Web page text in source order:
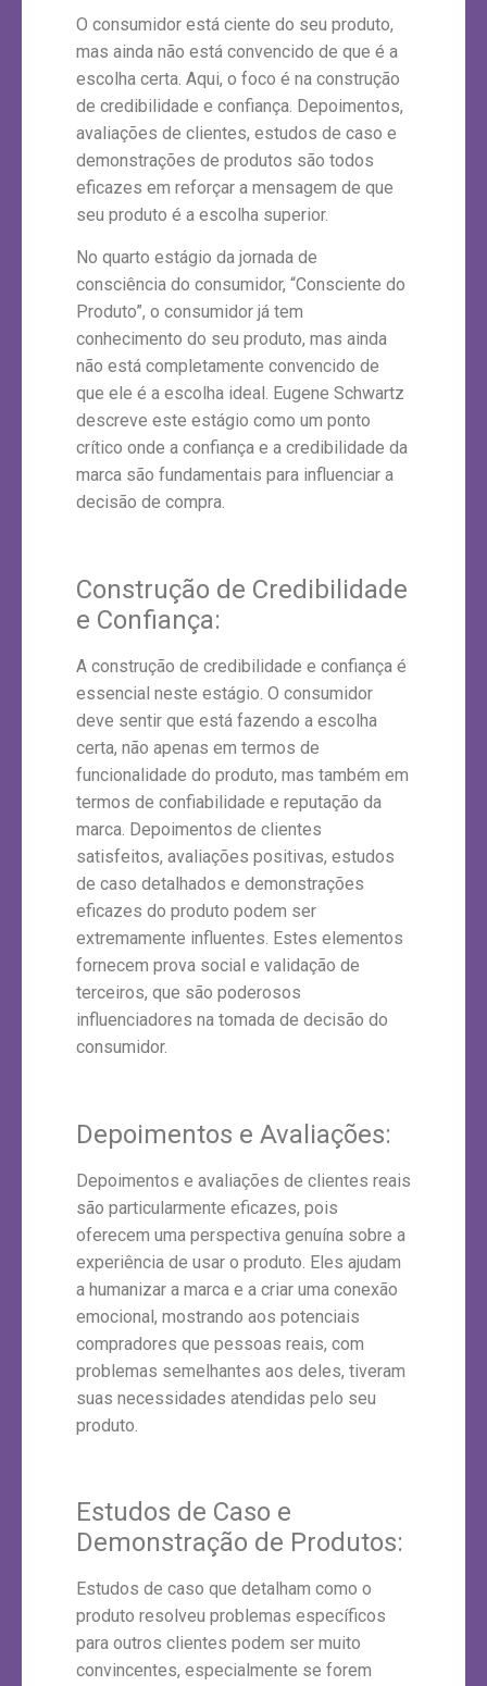
O consumidor está ciente do seu produto,
mas ainda não está convencido de que é a
escolha certa. Aqui, o foco é na construção
de credibilidade e confiança. Depoimentos,
avaliações de clientes, estudos de caso e
demonstrações de produtos são todos
eficazes em reforçar a mensagem de que
seu produto é a escolha superior.
No quarto estágio da jornada de
consciência do consumidor, “Consciente do
Produto”, o consumidor já tem
conhecimento do seu produto, mas ainda
não está completamente convencido de
que ele é a escolha ideal. Eugene Schwartz
descreve este estágio como um ponto
crítico onde a confiança e a credibilidade da
marca são fundamentais para influenciar a
decisão de compra.
Construção de Credibilidade
e Confiança:
A construção de credibilidade e confiança é
essencial neste estágio. O consumidor
deve sentir que está fazendo a escolha
certa, não apenas em termos de
funcionalidade do produto, mas também em
termos de confiabilidade e reputação da
marca. Depoimentos de clientes
satisfeitos, avaliações positivas, estudos
de caso detalhados e demonstrações
eficazes do produto podem ser
extremamente influentes. Estes elementos
fornecem prova social e validação de
terceiros, que são poderosos
influenciadores na tomada de decisão do
consumidor.
Depoimentos e Avaliações:
Depoimentos e avaliações de clientes reais
são particularmente eficazes, pois
oferecem uma perspectiva genuína sobre a
experiência de usar o produto. Eles ajudam
a humanizar a marca e a criar uma conexão
emocional, mostrando aos potenciais
compradores que pessoas reais, com
problemas semelhantes aos deles, tiveram
suas necessidades atendidas pelo seu
produto.
Estudos de Caso e
Demonstração de Produtos:
Estudos de caso que detalham como o
produto resolveu problemas específicos
para outros clientes podem ser muito
convincentes, especialmente se forem